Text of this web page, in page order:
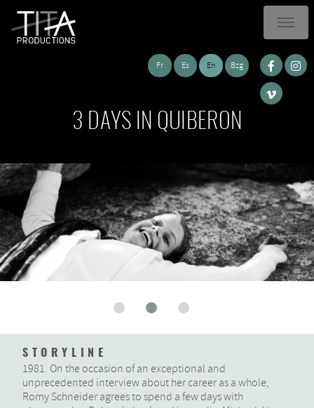
Fr Es En Bzg
3 DAYS IN QUIBERON
STORYLINE
1981. On the occasion of an exceptional and
unprecedented interview about her career as a whole,
Romy Schneider agrees to spend a few days with